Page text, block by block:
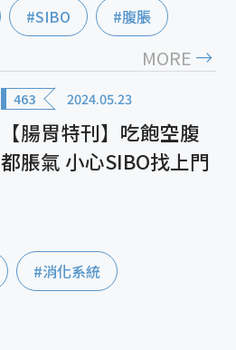
#SIBO #腹脹
MORE
463 2024.05.23
【腸胃特刊】吃飽空腹
都脹氣 小心SIBO找上門
#消化系統